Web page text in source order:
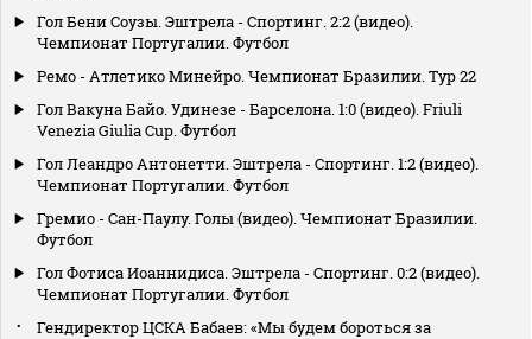
Гол Бени Соузы. Эштрела - Спортинг. 2:2 (видео).
Чемпионат Португалии. Футбол
Ремо - Атлетико Минейро. Чемпионат Бразилии. Тур 22
Гол Вакуна Байо. Удинезе - Барселона. 1:0 (видео). Friuli
Venezia Giulia Cup. Футбол
Гол Леандро Антонетти. Эштрела - Спортинг. 1:2 (видео).
Чемпионат Португалии. Футбол
Гремио - Сан-Паулу. Голы (видео). Чемпионат Бразилии.
Футбол
Гол Фотиса Иоаннидиса. Эштрела - Спортинг. 0:2 (видео).
Чемпионат Португалии. Футбол
Гендиректор ЦСКА Бабаев: «Мы будем бороться за